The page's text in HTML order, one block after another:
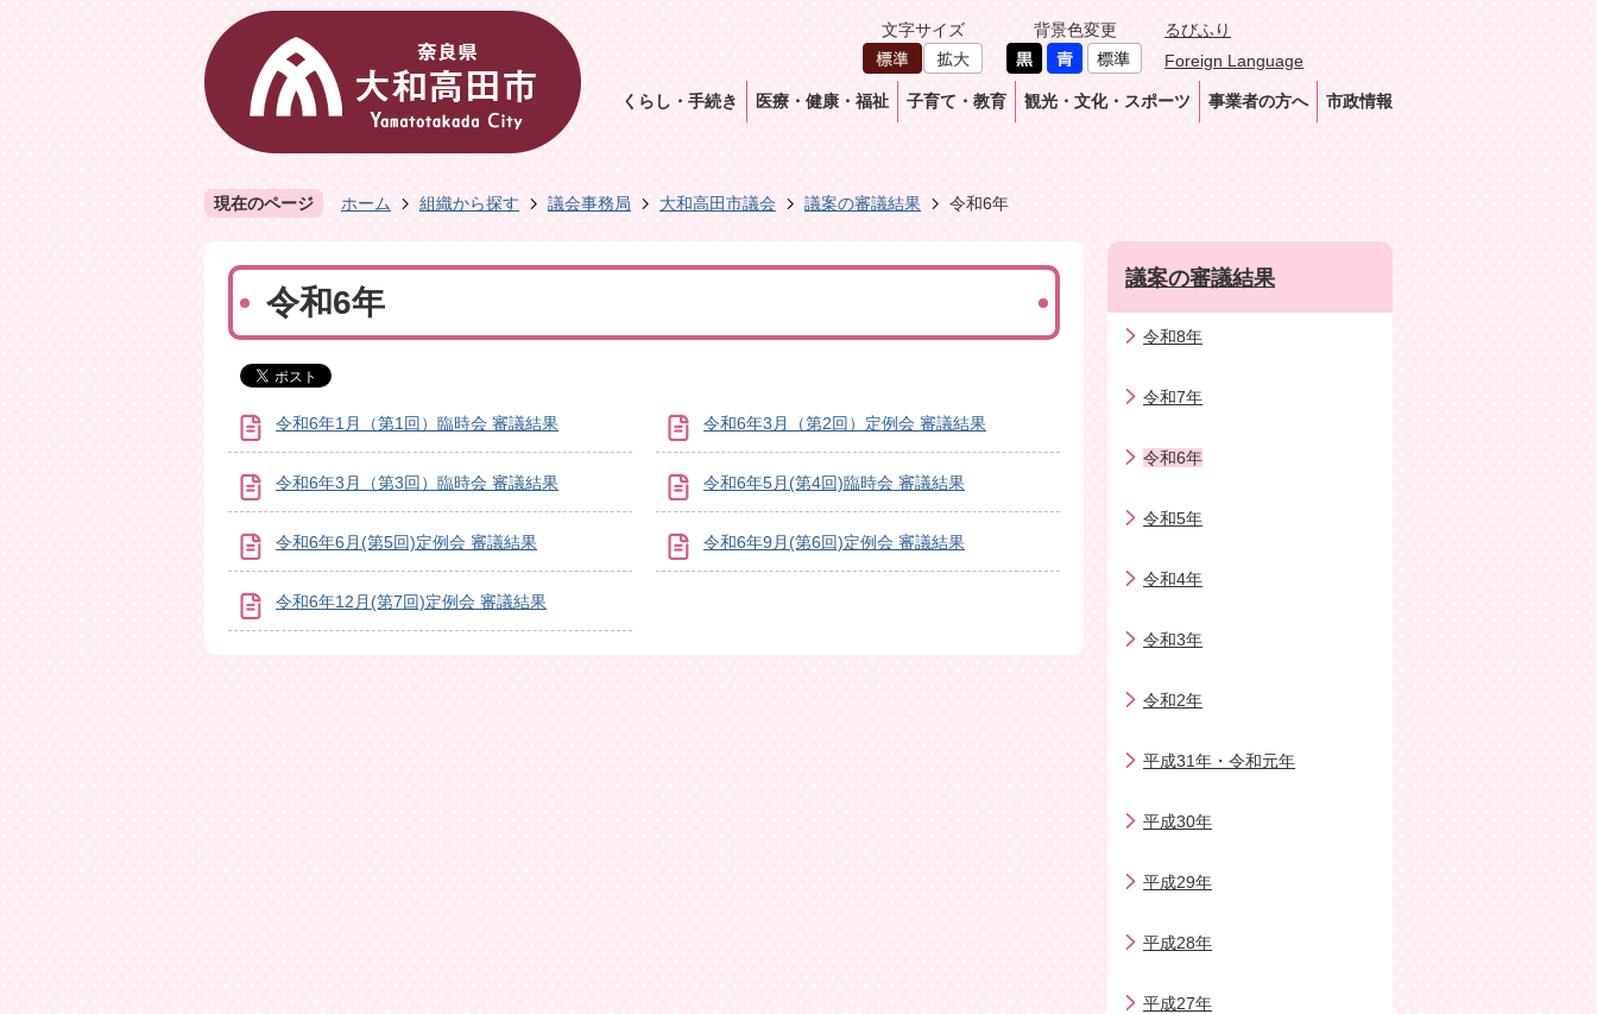
文字サイズ 背景色変更
るびふり
Foreign Language
くらし・手続き 医療・健康・福祉 子育て・教育 観光・文化・スポーツ 事業者の方へ 市政情報
現在のページ ホーム 組織から探す 議会事務局 大和高田市議会 議案の審議結果 令和6年
令和6年
令和6年1月（第1回）臨時会 審議結果 令和6年3月（第2回）定例会 審議結果
令和6年3月（第3回）臨時会 審議結果 令和6年5月(第4回)臨時会 審議結果
令和6年6月(第5回)定例会 審議結果 令和6年9月(第6回)定例会 審議結果
令和6年12月(第7回)定例会 審議結果
議案の審議結果
令和8年
令和7年
令和6年
令和5年
令和4年
令和3年
令和2年
平成31年・令和元年
平成30年
平成29年
平成28年
平成27年